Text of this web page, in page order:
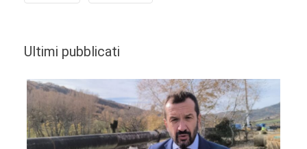
Ultimi pubblicati